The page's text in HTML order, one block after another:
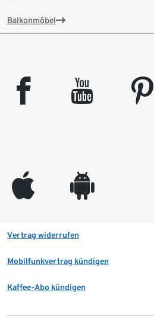
Balkonmöbel
facebook youtube pinterest
appleinc android
Vertrag widerrufen
Mobilfunkvertrag kündigen
Kaffee-Abo kündigen